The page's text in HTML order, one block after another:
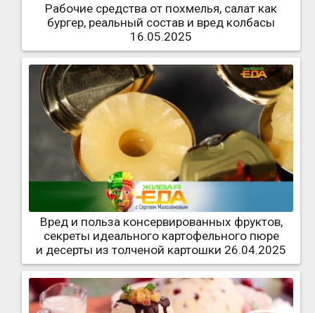
Рабочие средства от похмелья, салат как
бургер, реальный состав и вред колбасы
16.05.2025
Вред и польза консервированных фруктов,
секреты идеального картофельного пюре
и десерты из толченой картошки 26.04.2025